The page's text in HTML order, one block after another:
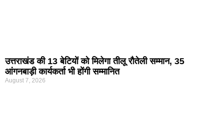
उत्तराखंड की 13 बेटियों को मिलेगा तीलू रौतेली सम्मान, 35
आंगनबाड़ी कार्यकर्ता भी होंगी सम्मानित
August 7, 2026